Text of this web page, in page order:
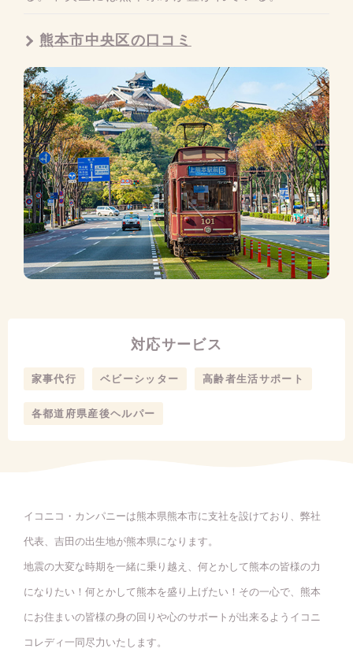
熊本市中央区の口コミ
対応サービス
家事代行 ベビーシッター 高齢者生活サポート
各都道府県産後ヘルパー
イコニコ・カンパニーは熊本県熊本市に支社を設けており、弊社
代表、吉田の出生地が熊本県になります。
地震の大変な時期を一緒に乗り越え、何とかして熊本の皆様の力
になりたい！何とかして熊本を盛り上げたい！その一心で、熊本
にお住まいの皆様の身の回りや心のサポートが出来るようイコニ
コレディ一同尽力いたします。